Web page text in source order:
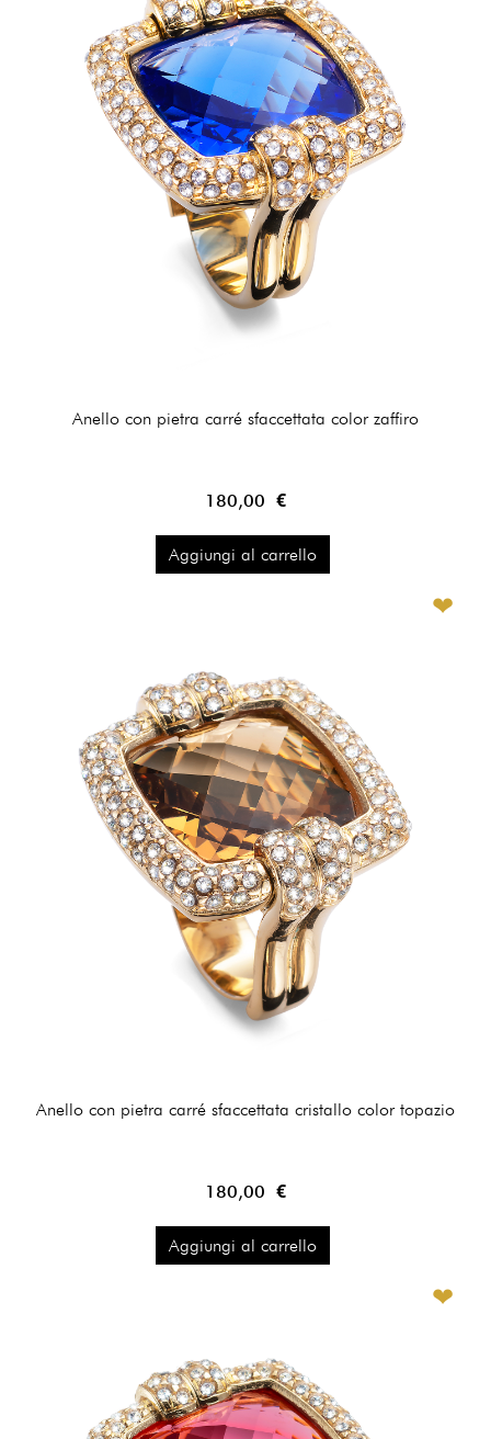
Anello con pietra carré sfaccettata color zaffiro
180,00 €
Aggiungi al carrello
Anello con pietra carré sfaccettata cristallo color topazio
180,00 €
Aggiungi al carrello